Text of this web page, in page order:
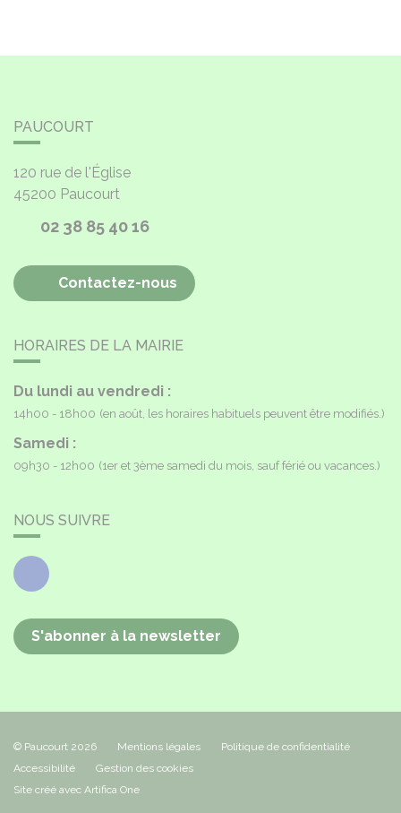
PAUCOURT
120 rue de l'Église
45200 Paucourt
02 38 85 40 16
Contactez-nous
HORAIRES DE LA MAIRIE
Du lundi au vendredi :
14h00 - 18h00 (en août, les horaires habituels peuvent être modifiés.)
Samedi :
09h30 - 12h00 (1er et 3ème samedi du mois, sauf férié ou vacances.)
NOUS SUIVRE
Facebook
S'abonner à la newsletter
© Paucourt 2026 Mentions légales
Politique de confidentialité
Accessibilité
Gestion des cookies
Site créé avec Artifica One